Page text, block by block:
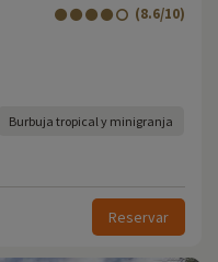
(8.6/10)
Burbuja tropical y minigranja
Reservar